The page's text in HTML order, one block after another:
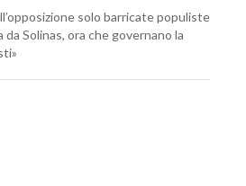
solo barricate populiste
Solinas, ora che governano la